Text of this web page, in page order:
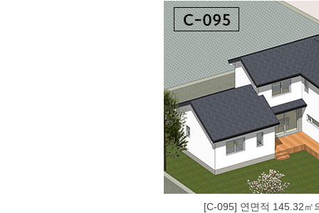
[C-095] 연면적 145.32㎡